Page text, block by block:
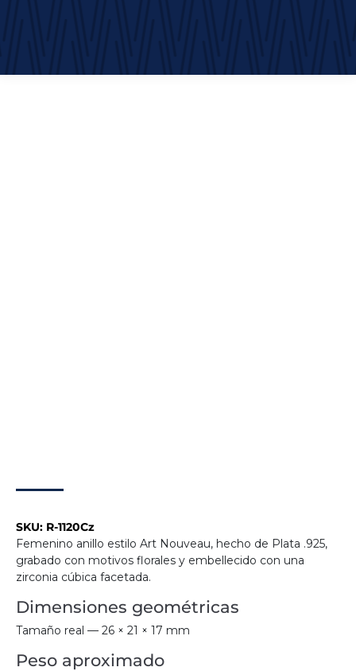
SKU: R-1120Cz
Femenino anillo estilo Art Nouveau, hecho de Plata .925,
grabado con motivos florales y embellecido con una
zirconia cúbica facetada.
Dimensiones geométricas
Tamaño real — 26 × 21 × 17 mm
Peso aproximado